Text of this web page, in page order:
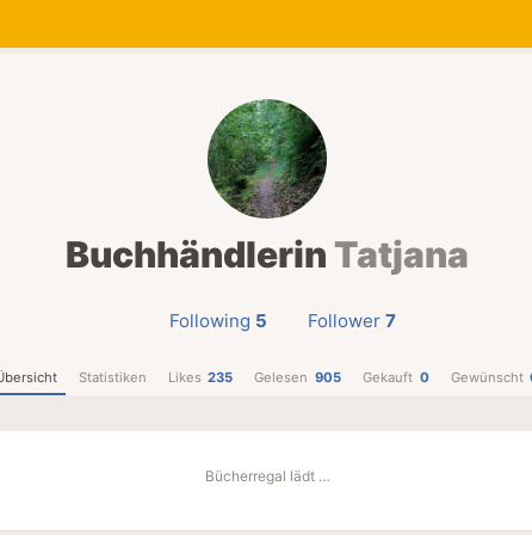
Buchhändlerin Tatjana
Following 5 Follower 7
Statistiken Likes 235 Gelesen 905 Gekauft 0 Gewünscht
Bücherregal lädt …